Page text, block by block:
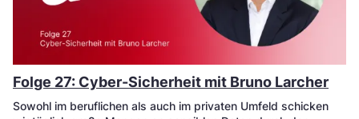
Folge 27: Cyber-Sicherheit mit Bruno Larcher
Sowohl im beruflichen als auch im privaten Umfeld schicken